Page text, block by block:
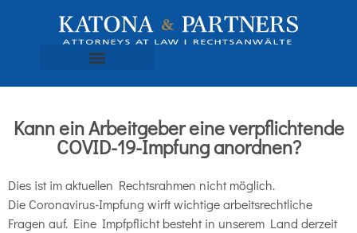
Kann ein Arbeitgeber eine verpflichtende
COVID-19-Impfung anordnen?
Dies ist im aktuellen Rechtsrahmen nicht möglich.
Die Coronavirus-Impfung wirft wichtige arbeitsrechtliche
Fragen auf. Eine Impfpflicht besteht in unserem Land derzeit